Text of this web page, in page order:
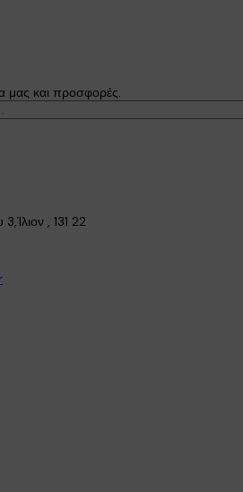
μας και προσφορές.
, 131 22